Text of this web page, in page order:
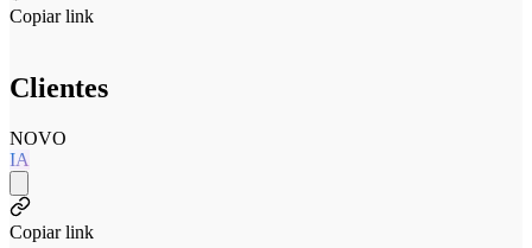
Copiar link
Clientes
NOVO
IA
Copiar link